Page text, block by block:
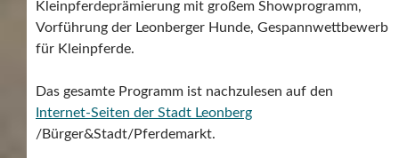
Kleinpferdeprämierung mit großem Showprogramm,
Vorführung der Leonberger Hunde, Gespannwettbewerb
für Kleinpferde.
Das gesamte Programm ist nachzulesen auf den
Internet-Seiten der Stadt Leonberg
/Bürger&Stadt/Pferdemarkt.